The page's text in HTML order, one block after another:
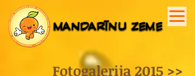
MANDARĪNU ZEME
MANDARĪNU ZEME
Fotogalerija 2015 >>